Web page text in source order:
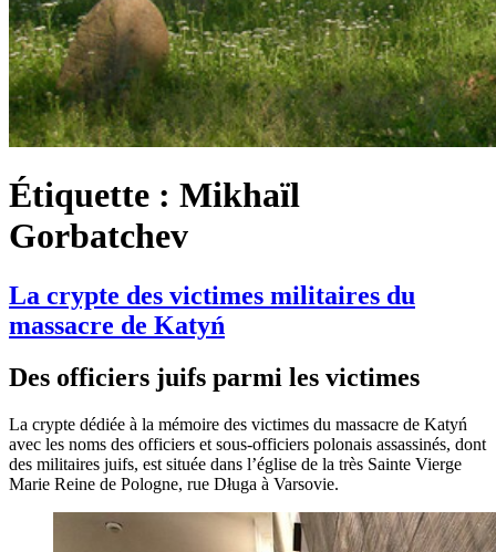
Étiquette : Mikhaïl
Gorbatchev
La crypte des victimes militaires du
massacre de Katyń
Des officiers juifs parmi les victimes
La crypte dédiée à la mémoire des victimes du massacre de Katyń
avec les noms des officiers et sous-officiers polonais assassinés, dont
des militaires juifs, est située dans l’église de la très Sainte Vierge
Marie Reine de Pologne, rue Długa à Varsovie.